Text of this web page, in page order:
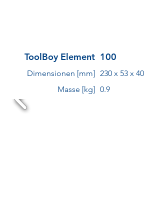
ToolBoy Element 100
Dimensionen [mm] 230 x 53 x 40
Masse [kg] 0.9